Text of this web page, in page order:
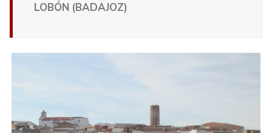
LOBÓN (BADAJOZ)